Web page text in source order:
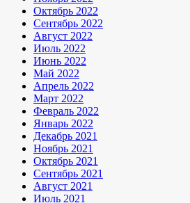
Октябрь 2022
Сентябрь 2022
Август 2022
Июль 2022
Июнь 2022
Май 2022
Апрель 2022
Март 2022
Февраль 2022
Январь 2022
Декабрь 2021
Ноябрь 2021
Октябрь 2021
Сентябрь 2021
Август 2021
Июль 2021